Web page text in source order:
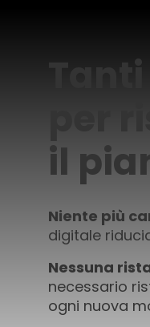
il
Niente più
digitale
Nessuna
necessario
ogni nuova